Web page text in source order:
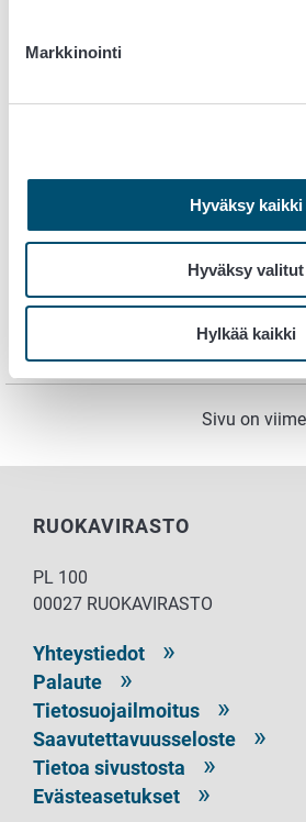
Markkinointi
Hyväksy kaikki
Hyväksy valitut
Hylkää kaikki
hallittavalle asialle voidaan
korjaavilla toimenpiteillä.
Tyypillisiä kriittisiä hallintapisteitä
seuraavat: herkästi pilaantuvien
vastaanotto tai käyttöönotto;
haitallinen mikrobi tuhotaan;
säilöntäaineen lisääminen tai
HACCP periaatteessa 3määritetään
hallintapisteille tavoitetasot ja
Sivu on
RUOKAVIRASTO
PL 100
00027 RUOKAVIRASTO
Yhteystiedot
Palaute
Tietosuojailmoitus
Saavutettavuusseloste
Tietoa sivustosta
Evästeasetukset